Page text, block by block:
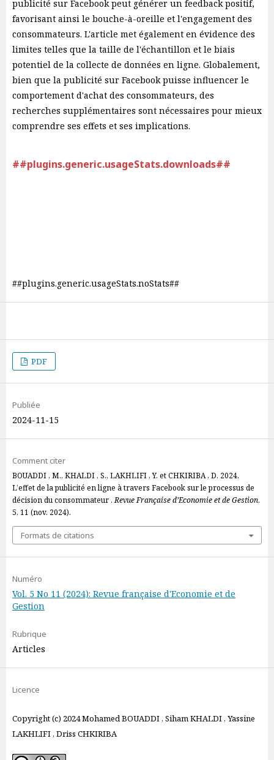
publicité sur Facebook peut générer un feedback positif,
favorisant ainsi le bouche-à-oreille et l'engagement des
consommateurs. L'article met également en évidence des
limites telles que la taille de l'échantillon et le biais
potentiel de la collecte de données en ligne. Globalement,
bien que la publicité sur Facebook puisse influencer le
comportement d'achat des consommateurs, des
recherches supplémentaires sont nécessaires pour mieux
comprendre ses effets et ses implications.
##plugins.generic.usageStats.downloads##
##plugins.generic.usageStats.noStats##
PDF
Publiée
2024-11-15
Comment citer
BOUADDI , M., KHALDI , S., LAKHLIFI , Y. et CHKIRIBA , D. 2024.
L’effet de la publicité en ligne à travers Facebook sur le processus de
décision du consommateur .Revue Française d’Economie et de Gestion.
5, 11 (nov. 2024).
Formats de citations
Numéro
Vol. 5 No 11 (2024): Revue française d'Economie et de
Gestion
Rubrique
Articles
Licence
Copyright (c) 2024 Mohamed BOUADDI , Siham KHALDI , Yassine
LAKHLIFI , Driss CHKIRIBA